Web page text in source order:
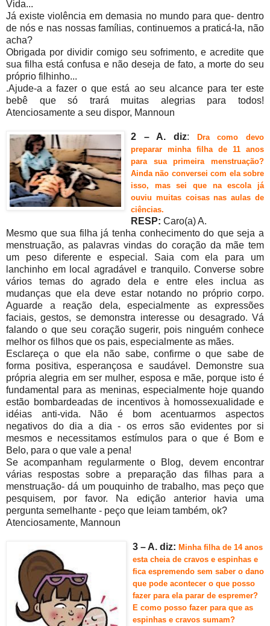
Vida...
Já existe violência em demasia no mundo para que- dentro
de nós e nas nossas famílias, continuemos a praticá-la, não
acha?
Obrigada por dividir comigo seu sofrimento, e acredite que
sua filha está confusa e não deseja de fato, a morte do seu
próprio filhinho...
.Ajude-a a fazer o que está ao seu alcance para ter este
bebê que só trará muitas alegrias para todos!
Atenciosamente a seu dispor, Mannoun
2 – A. diz: Dra como devo
preparar minha filha de 11 anos
para sua primeira menstruação?
Ainda não conversei com ela sobre
isso, mas sei que na escola já
ouviu muitas coisas nas aulas de
ciências.
RESP: Caro(a) A.
Mesmo que sua filha já tenha conhecimento do que seja a
menstruação, as palavras vindas do coração da mãe tem
um peso diferente e especial. Saia com ela para um
lanchinho em local agradável e tranquilo. Converse sobre
vários temas do agrado dela e entre eles inclua as
mudanças que ela deve estar notando no próprio corpo.
Aguarde a reação dela, especialmente as expressões
faciais, gestos, se demonstra interesse ou desagrado. Vá
falando o que seu coração sugerir, pois ninguém conhece
melhor os filhos que os pais, especialmente as mães.
Esclareça o que ela não sabe, confirme o que sabe de
forma positiva, esperançosa e saudável. Demonstre sua
própria alegria em ser mulher, esposa e mãe, porque isto é
fundamental para as meninas, especialmente hoje quando
estão bombardeadas de incentivos à homossexualidade e
idéias anti-vida. Não é bom acentuarmos aspectos
negativos do dia a dia - os erros são evidentes por si
mesmos e necessitamos estímulos para o que é Bom e
Belo, para o que vale a pena!
Se acompanham regularmente o Blog, devem encontrar
várias respostas sobre a preparação das filhas para a
menstruação- dá um pouquinho de trabalho, mas peço que
pesquisem, por favor. Na edição anterior havia uma
pergunta semelhante - peço que leiam também, ok?
Atenciosamente, Mannoun
3 – A. diz: Minha filha de 14 anos
esta cheia de cravos e espinhas e
fica espremendo sem saber o dano
que pode acontecer o que posso
fazer para ela parar de espremer?
E como posso fazer para que as
espinhas e cravos sumam?